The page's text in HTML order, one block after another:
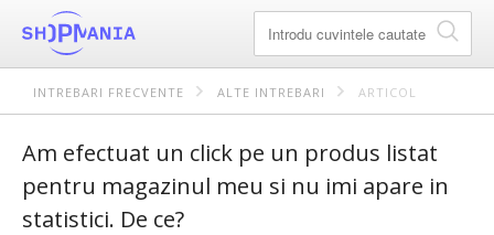
INTREBARI FRECVENTE ALTE INTREBARI ARTICOL
Am efectuat un click pe un produs listat
pentru magazinul meu si nu imi apare in
statistici. De ce?